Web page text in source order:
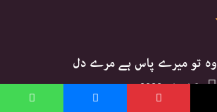
وہ تو میرے پاس ہے مرے دل
15 اپریل, 2020